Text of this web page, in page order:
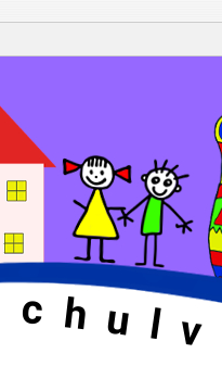
c h u l v